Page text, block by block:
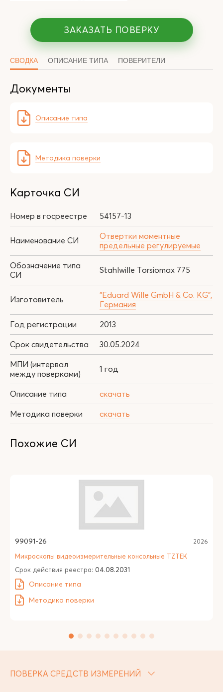
ЗАКАЗАТЬ ПОВЕРКУ
СВОДКА ОПИСАНИЕ ТИПА ПОВЕРИТЕЛИ
Документы
Описание типа
Методика поверки
Карточка СИ
Номер в госреестре 54157-13
Наименование СИ
Отвертки моментные
предельные регулируемые
Обозначение типа
СИ
Stahlwille Torsiomax 775
Изготовитель
"Eduard Wille GmbH & Co. KG",
Германия
Год регистрации
2013
Срок свидетельства
30.05.2024
МПИ (интервал
между поверками)
1 год
Описание типа
скачать
Методика поверки
скачать
Похожие СИ
99091-26 2026
Микроскопы видеоизмерительные консольные TZTEK
Срок действия реестра: 04.08.2031
Описание типа
Методика поверки
ПОВЕРКА СРЕДСТВ ИЗМЕРЕНИЙ